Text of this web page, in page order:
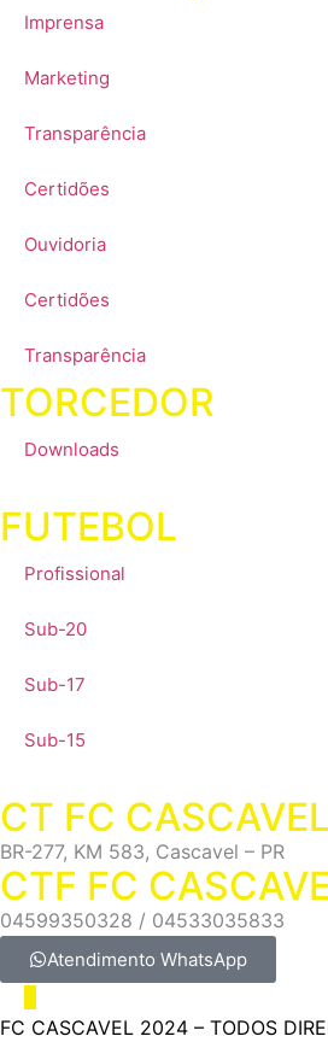
Imprensa
Marketing
Transparência
Certidões
Ouvidoria
Certidões
Transparência
TORCEDOR
Downloads
FUTEBOL
Profissional
Sub-20
Sub-17
Sub-15
CT FC CASCAVEL
BR-277, KM 583, Cascavel – PR
CTF FC
04599350328 / 04533035833
Atendimento WhatsApp
FC CASCAVEL 2024 – TODOS